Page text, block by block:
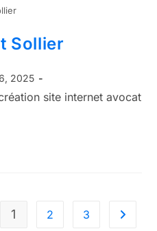
Sollier
2025
site internet avocat
1 2 3